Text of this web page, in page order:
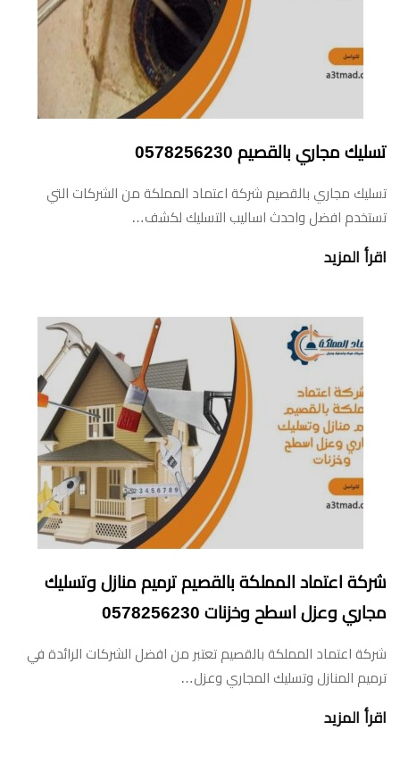
تسليك مجاري بالقصيم 0578256230
تسليك مجاري بالقصيم شركة اعتماد المملكة من الشركات التي
تستخدم افضل واحدث اساليب التسليك لكشف…
اقرأ المزيد
شركة اعتماد المملكة بالقصيم ترميم منازل وتسليك
مجاري وعزل اسطح وخزنات 0578256230
شركة اعتماد المملكة بالقصيم تعتبر من افضل الشركات الرائدة في
ترميم المنازل وتسليك المجاري وعزل…
اقرأ المزيد